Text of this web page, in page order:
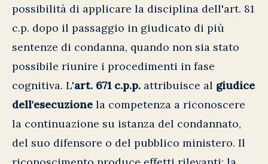
possibilità di applicare la disciplina dell'art. 81
c.p. dopo il passaggio in giudicato di più
sentenze di condanna, quando non sia stato
possibile riunire i procedimenti in fase
cognitiva. L'art. 671 c.p.p. attribuisce al giudice
dell'esecuzione la competenza a riconoscere
la continuazione su istanza del condannato,
del suo difensore o del pubblico ministero. Il